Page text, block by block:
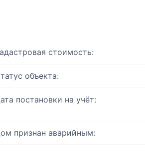
стоимость:
объекта:
постановки на учёт:
признан аварийным: